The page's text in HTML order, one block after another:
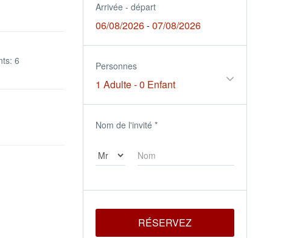
6
Arrivée - départ
06/08/2026-07/08/2026
Personnes
1 Adulte-0 Enfant
Nom de l'invité *
RÉSERVEZ